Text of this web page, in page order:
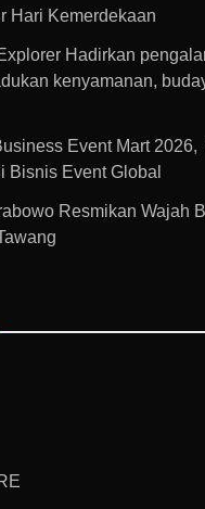
Hari Kemerdekaan
Hadirkan
kenyamanan,
Event Mart
Bisnis Event Global
Resmikan Wajah